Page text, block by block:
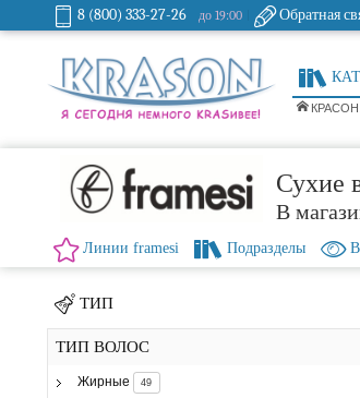
8 (800) 333-27-26 до 19:00 Обратная
Сухие
В
Линии framesi Подразделы
ТИП
ТИП ВОЛОС
Жирные 49